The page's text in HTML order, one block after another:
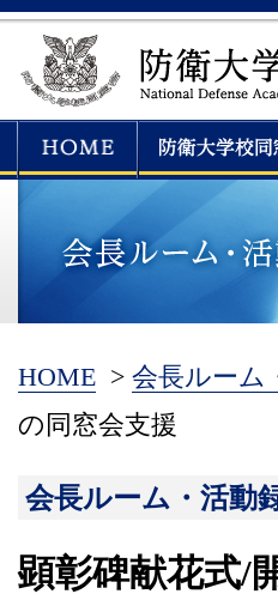
HOME > 会長ルーム
の同窓会支援
会長ルーム・活動
顕彰碑献花式/